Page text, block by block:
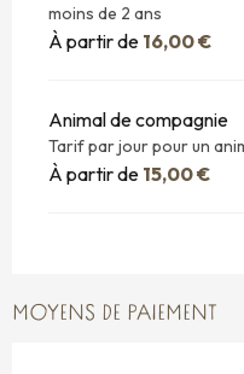
moins de 2 ans
À partir de 16,00 €
Animal de compagnie
Tarif par jour pour un
À partir de 15,00 €
MOYENS DE PAIEMENT